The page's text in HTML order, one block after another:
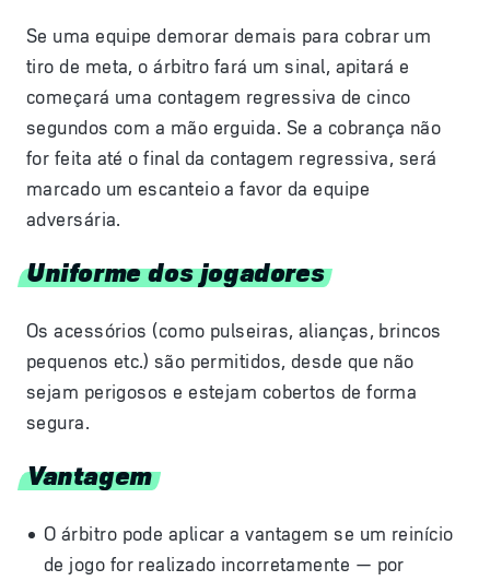
Se uma equipe demorar demais para cobrar um
tiro de meta, o árbitro fará um sinal, apitará e
começará uma contagem regressiva de cinco
segundos com a mão erguida. Se a cobrança não
for feita até o final da contagem regressiva, será
marcado um escanteio a favor da equipe
adversária.
Uniforme dos jogadores
Os acessórios (como pulseiras, alianças, brincos
pequenos etc.) são permitidos, desde que não
sejam perigosos e estejam cobertos de forma
segura.
Vantagem
O árbitro pode aplicar a vantagem se um reinício
de jogo for realizado incorretamente — por